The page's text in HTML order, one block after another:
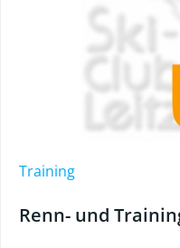
Training
Renn- und